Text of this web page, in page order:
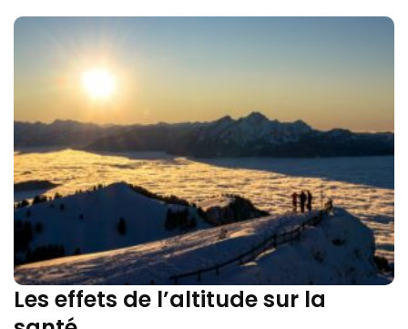
Les effets de l’altitude sur la